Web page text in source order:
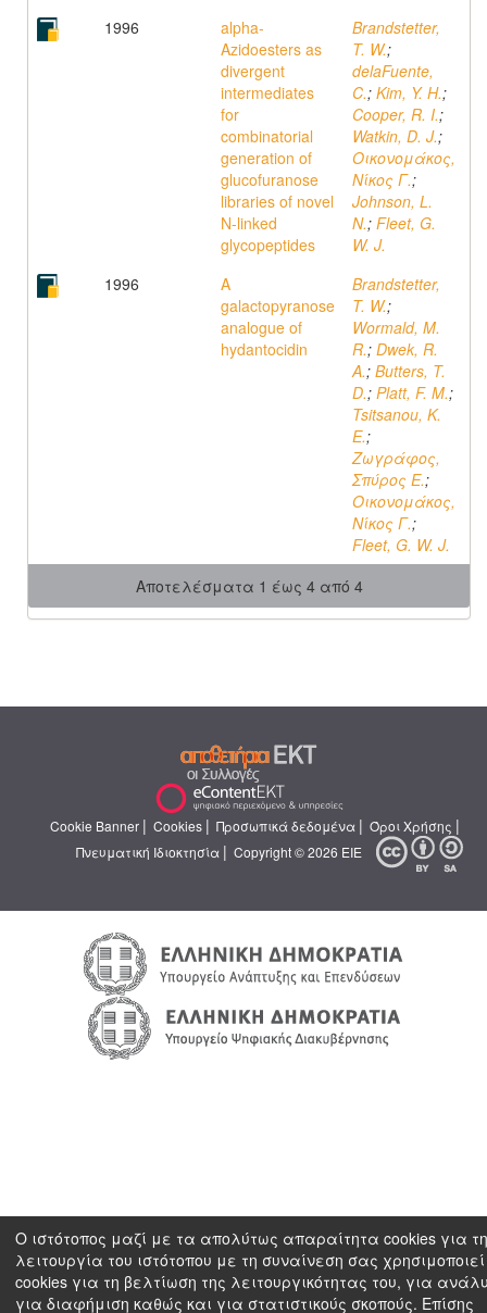
1996
alpha-
Azidoesters as
divergent
intermediates
for
combinatorial
generation of
glucofuranose
libraries of novel
N-linked
glycopeptides
Brandstetter,
T. W.;
delaFuente,
C.; Kim, Y. H.;
Cooper, R. I.;
Watkin, D. J.;
Οικονομάκος,
Νίκος Γ.;
Johnson, L.
N.; Fleet, G.
W. J.
1996
A
galactopyranose
analogue of
hydantocidin
Brandstetter,
T. W.;
Wormald, M.
R.; Dwek, R.
A.; Butters, T.
D.; Platt, F. M.;
Tsitsanou, K.
E.;
Ζωγράφος,
Σπύρος Ε.;
Οικονομάκος,
Νίκος Γ.;
Fleet, G. W. J.
Αποτελέσματα 1 έως 4 από 4
Cookie Banner | Cookies | Προσωπικά δεδομένα | Όροι Χρήσης |
Πνευματική Ιδιοκτησία | Copyright © 2026 ΕΙΕ
Ο ιστότοπος μαζί με τα απολύτως απαραίτητα cookies για
λειτουργία του ιστότοπου με τη συναίνεση σας χρησιμοποιεί
cookies για τη βελτίωση της λειτουργικότητας του, για
για διαφήμιση καθώς και για στατιστικούς σκοπούς. Επίσης